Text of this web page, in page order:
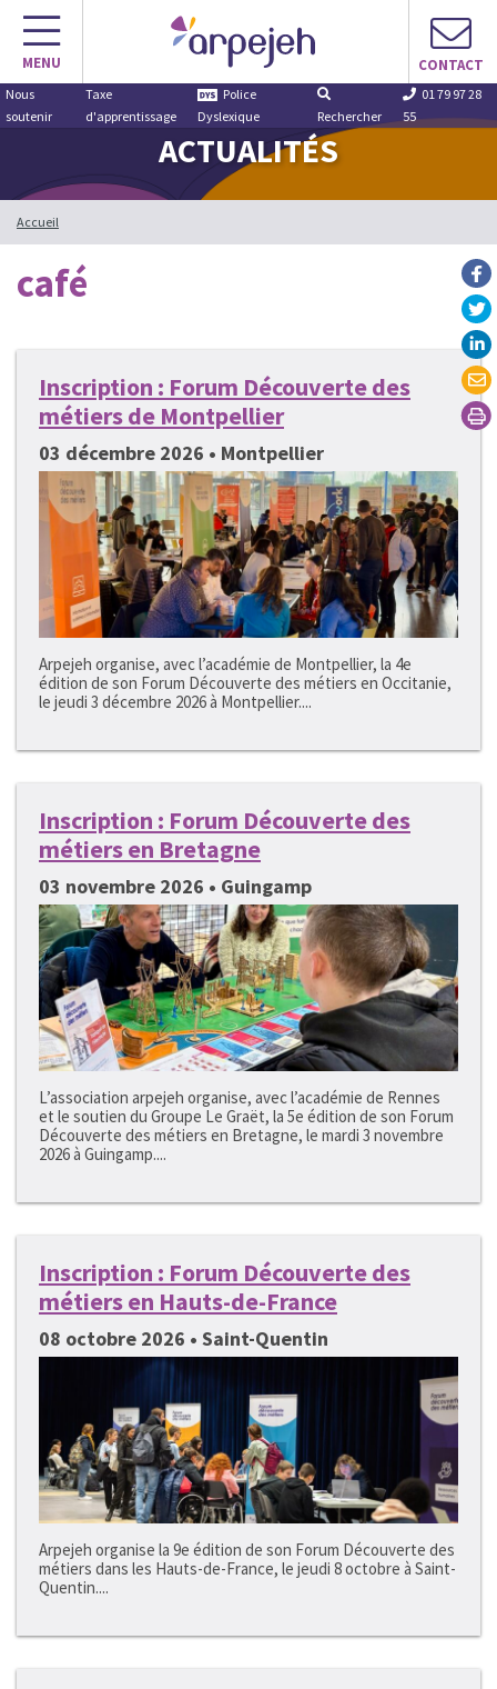
Aller
contenu
MENU CONTACT
Nous
soutenir
Taxe
d'apprentissage
Police
Dyslexique
Rechercher
01 79 97 28
55
ACTUALITÉS
Accueil
café
Inscription : Forum Découverte des
métiers de Montpellier
03 décembre 2026 • Montpellier
Arpejeh organise, avec l’académie de Montpellier, la 4e
édition de son Forum Découverte des métiers en Occitanie,
le jeudi 3 décembre 2026 à Montpellier....
Inscription : Forum Découverte des
métiers en Bretagne
03 novembre 2026 • Guingamp
L’association arpejeh organise, avec l’académie de Rennes
et le soutien du Groupe Le Graët, la 5e édition de son Forum
Découverte des métiers en Bretagne, le mardi 3 novembre
2026 à Guingamp....
Inscription : Forum Découverte des
métiers en Hauts-de-France
08 octobre 2026 • Saint-Quentin
Arpejeh organise la 9e édition de son Forum Découverte des
métiers dans les Hauts-de-France, le jeudi 8 octobre à Saint-
Quentin....